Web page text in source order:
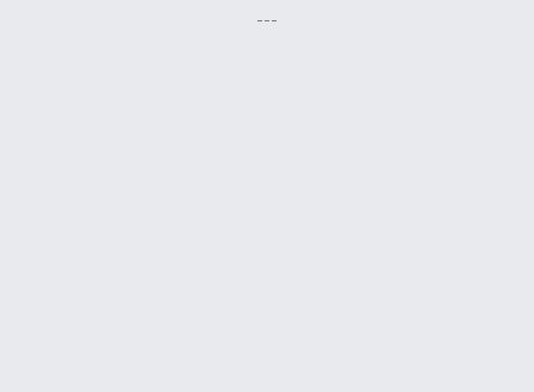
---